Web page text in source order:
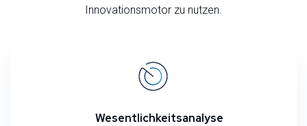
Innovationsmotor zu nutzen.
Wesentlichkeitsanalyse